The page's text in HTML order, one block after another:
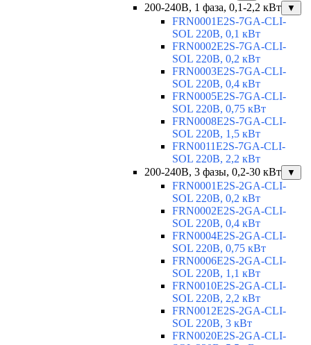
200-240В, 1 фаза, 0,1-2,2 кВт ▼
FRN0001E2S-7GA-CLI-
SOL 220В, 0,1 кВт
FRN0002E2S-7GA-CLI-
SOL 220В, 0,2 кВт
FRN0003E2S-7GA-CLI-
SOL 220В, 0,4 кВт
FRN0005E2S-7GA-CLI-
SOL 220В, 0,75 кВт
FRN0008E2S-7GA-CLI-
SOL 220В, 1,5 кВт
FRN0011E2S-7GA-CLI-
SOL 220В, 2,2 кВт
200-240В, 3 фазы, 0,2-30 кВт
▼
FRN0001E2S-2GA-CLI-
SOL 220В, 0,2 кВт
FRN0002E2S-2GA-CLI-
SOL 220В, 0,4 кВт
FRN0004E2S-2GA-CLI-
SOL 220В, 0,75 кВт
FRN0006E2S-2GA-CLI-
SOL 220В, 1,1 кВт
FRN0010E2S-2GA-CLI-
SOL 220В, 2,2 кВт
FRN0012E2S-2GA-CLI-
SOL 220В, 3 кВт
FRN0020E2S-2GA-CLI-